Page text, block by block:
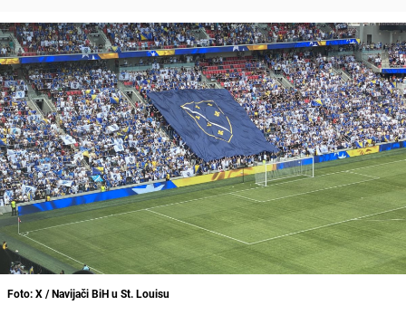
Foto: X / Navijači BiH u St. Louisu